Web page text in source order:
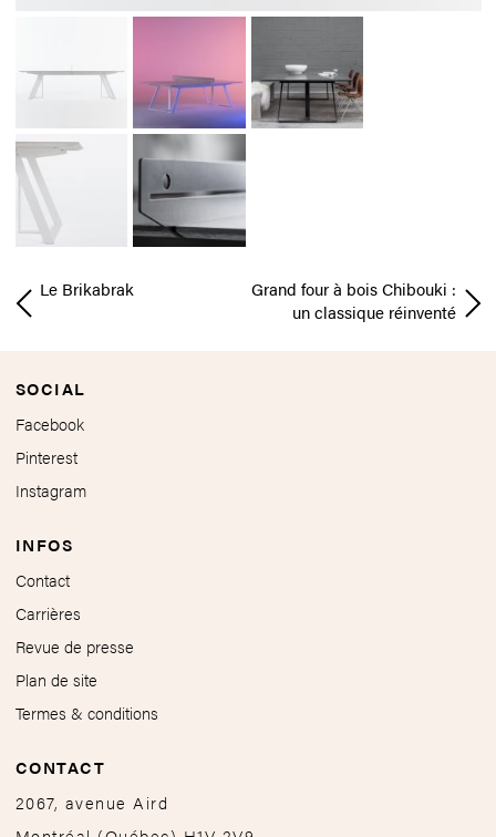
Le Brikabrak
Grand four à bois Chibouki :
un classique réinventé
SOCIAL
Facebook
Pinterest
Instagram
INFOS
Contact
Carrières
Revue de presse
Plan de site
Termes & conditions
CONTACT
2067, avenue Aird